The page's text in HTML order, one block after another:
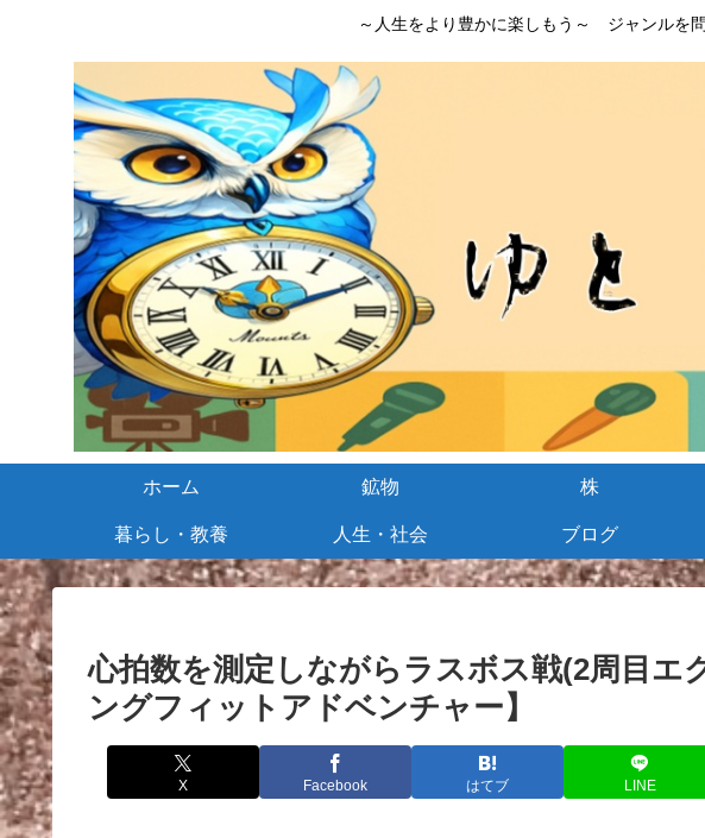
～人生をより豊かに楽しもう～ ジャンルを
ホーム 鉱物 株
暮らし・教養 人生・社会 ブログ
心拍数を測定しながらラスボス戦(2周目エ
ングフィットアドベンチャー】
X Facebook はてブ LINE